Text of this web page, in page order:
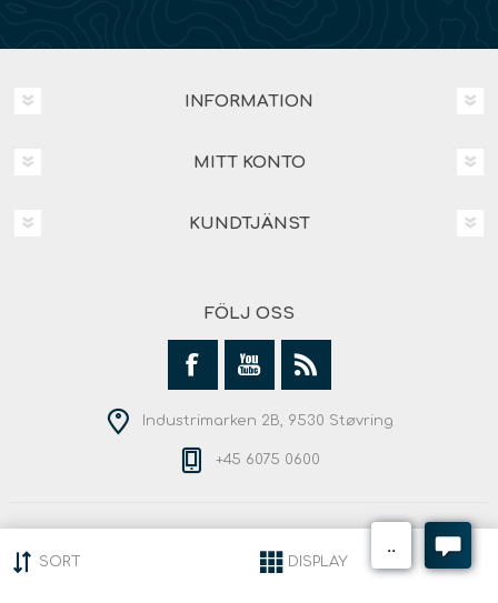
INFORMATION
MITT KONTO
KUNDTJÄNST
FÖLJ OSS
Industrimarken 2B, 9530 Støvring
+45 6075 0600
reserverade.
SORT DISPLAY